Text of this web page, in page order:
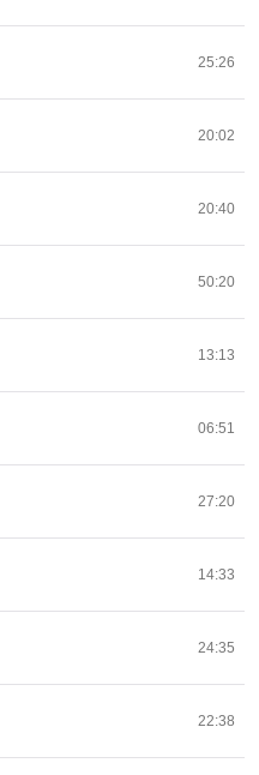
25:26
20:02
20:40
50:20
13:13
06:51
27:20
14:33
24:35
22:38